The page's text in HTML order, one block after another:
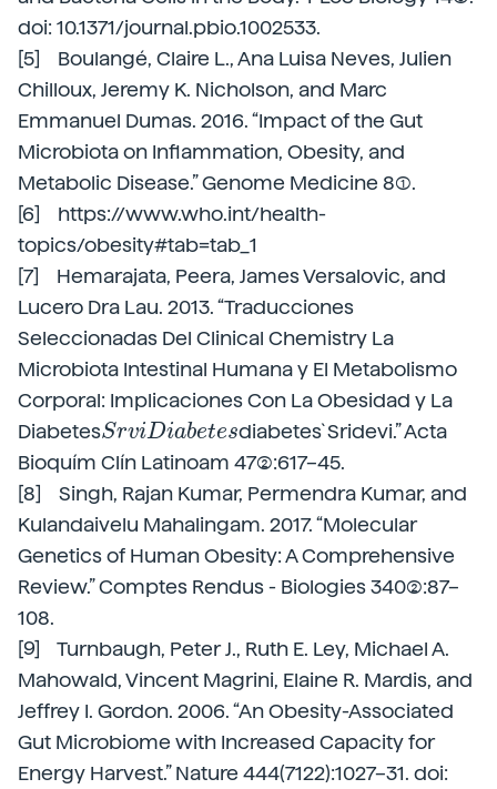
doi: 10.1371/journal.pbio.1002533.
[5] Boulangé, Claire L., Ana Luisa Neves, Julien
Chilloux, Jeremy K. Nicholson, and Marc
Emmanuel Dumas. 2016. “Impact of the Gut
Microbiota on Inflammation, Obesity, and
Metabolic Disease.” Genome Medicine 8(1).
[6] https://www.who.int/health-
topics/obesity#tab=tab_1
[7] Hemarajata, Peera, James Versalovic, and
Lucero Dra Lau. 2013. “Traducciones
Seleccionadas Del Clinical Chemistry La
Microbiota Intestinal Humana y El Metabolismo
Corporal: Implicaciones Con La Obesidad y La
DiabetesSrviDiabetes
SrviDiabetesdiabetes`Sridevi.” Acta
Bioquím Clín Latinoam 47(2):617–45.
[8] Singh, Rajan Kumar, Permendra Kumar, and
Kulandaivelu Mahalingam. 2017. “Molecular
Genetics of Human Obesity: A Comprehensive
Review.” Comptes Rendus - Biologies 340(2):87–
108.
[9] Turnbaugh, Peter J., Ruth E. Ley, Michael A.
Mahowald, Vincent Magrini, Elaine R. Mardis, and
Jeffrey I. Gordon. 2006. “An Obesity-Associated
Gut Microbiome with Increased Capacity for
Energy Harvest.” Nature 444(7122):1027–31. doi: